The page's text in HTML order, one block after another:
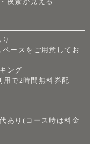
ースをご用意してお
ング
用で2時間無料券配
あり(コース時は料金